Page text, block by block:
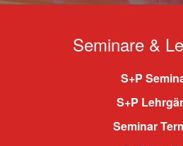
Seminare &
S+P
S+P
Seminar